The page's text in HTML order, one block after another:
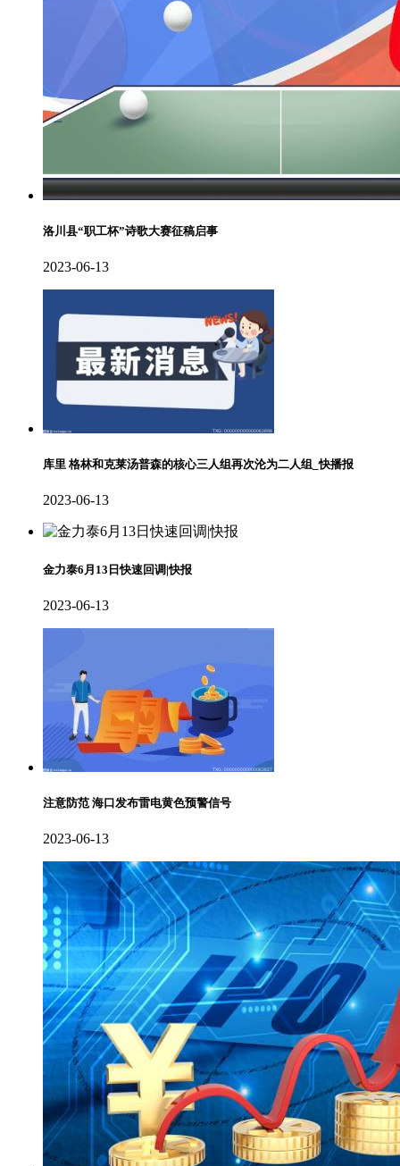
洛川县“职工杯”诗歌大赛征稿启事
2023-06-13
库里 格林和克莱汤普森的核心三人组再次沦为二人组_快播报
2023-06-13
金力泰6月13日快速回调|快报
2023-06-13
注意防范 海口发布雷电黄色预警信号
2023-06-13